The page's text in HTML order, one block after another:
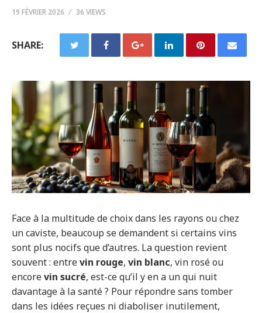
19 FÉVRIER 2026 36 VIEWS
SHARE:
Face à la multitude de choix dans les rayons ou chez
un caviste, beaucoup se demandent si certains vins
sont plus nocifs que d’autres. La question revient
souvent : entrevin rouge, vin blanc, vin rosé ou
encorevin sucré, est-ce qu’il y en a un qui nuit
davantage à la santé ? Pour répondre sans tomber
dans les idées reçues ni diaboliser inutilement,